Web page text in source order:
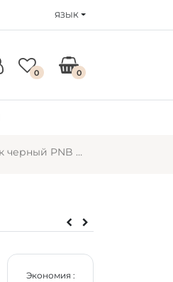
ЯЗЫК
0 0
Витражный гель-лак черный PNB №008 (8 мл)
Экономия :